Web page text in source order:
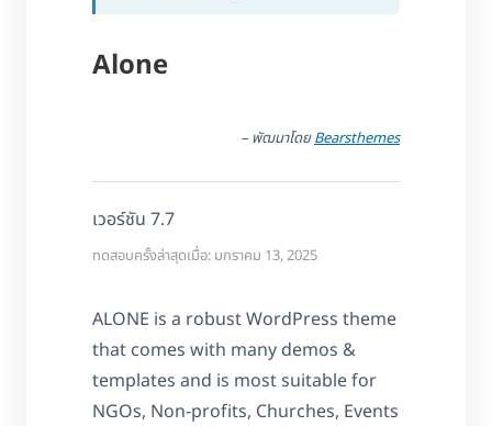
Alone
– พัฒนาโดยBearsthemes
เวอร์ชัน 7.7
ทดสอบครั้งล่าสุดเมื่อ: มกราคม 13, 2025
ALONE is a robust WordPress theme
that comes with many demos &
templates and is most suitable for
NGOs, Non-profits, Churches, Events